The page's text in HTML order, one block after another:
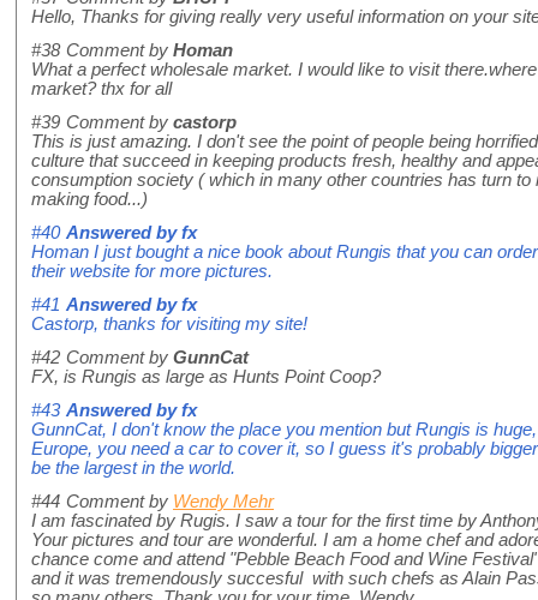
Hello, Thanks for giving really very useful information on your
#38 Comment by Homan
What a perfect wholesale market. I would like to visit
market? thx for all
#39 Comment by castorp
This is just amazing. I don't see the point of people being
culture that succeed in keeping products fresh, healthy and
consumption society ( which in many other countries has turn
making food...)
#40 Answered byfx
Homan I just bought a nice book about Rungis that you can
their website for more pictures.
#41 Answered byfx
Castorp, thanks for visiting my site!
#42 Comment by GunnCat
FX, is Rungis as large as Hunts Point Coop?
#43 Answered byfx
GunnCat, I don't know the place you mention but Rungis is
Europe, you need a car to cover it, so I guess it's probably
be the largest in the world.
#44 Comment by Wendy Mehr
I am fascinated by Rugis. I saw a tour for the first time by
Your pictures and tour are wonderful. I am a home chef and
chance come and attend "Pebble Beach Food and Wine
and it was tremendously succesful with such chefs as Alain